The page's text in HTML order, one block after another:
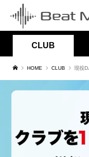
CLUB
HOME CLUB 現役